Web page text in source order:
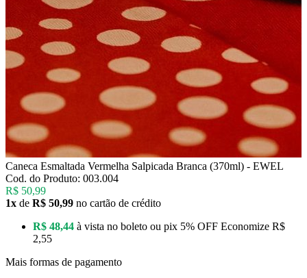
Caneca Esmaltada Vermelha Salpicada Branca (370ml) - EWEL
Cod. do Produto: 003.004
R$ 50,99
1x de R$ 50,99 no cartão de crédito
R$ 48,44 à vista no boleto ou pix 5% OFF Economize R$
2,55
Mais formas de pagamento